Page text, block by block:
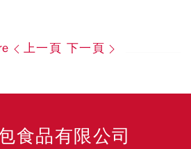
上一頁 下一頁
食品有限公司